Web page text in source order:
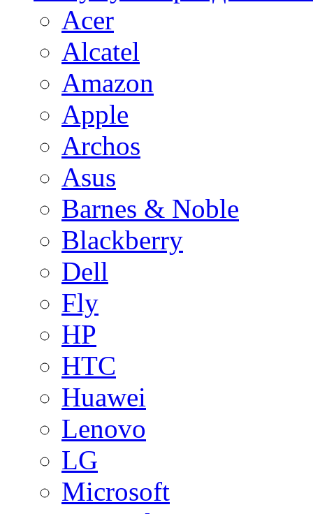
Acer
Alcatel
Amazon
Apple
Archos
Asus
Barnes & Noble
Blackberry
Dell
Fly
HP
HTC
Huawei
Lenovo
LG
Microsoft